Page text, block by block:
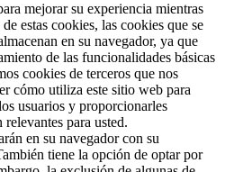
mejorar su experiencia mientras
estas cookies, las cookies que se
en su navegador, ya que
de las funcionalidades básicas
cookies de terceros que nos
cómo utiliza este sitio web para
usuarios y proporcionarles
para usted.
en su navegador con su
tiene la opción de optar por